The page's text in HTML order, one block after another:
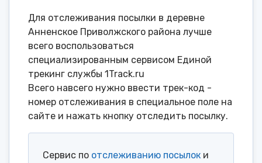
Для отслеживания посылки в деревне
Анненское Приволжского района лучше
всего воспользоваться
специализированным сервисом Единой
трекинг службы 1Track.ru
Всего навсего нужно ввести трек-код -
номер отслеживания в специальное поле на
сайте и нажать кнопку отследить посылку.
Сервис по отслеживанию посылок и